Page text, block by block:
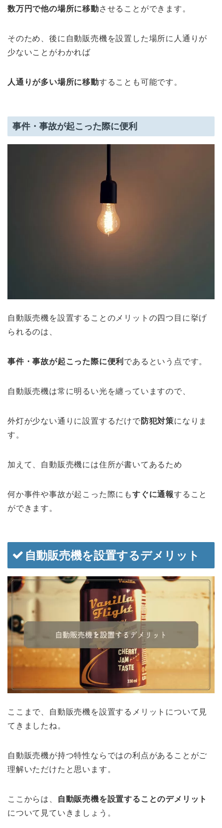
数万円で他の場所に移動させることができます。
そのため、後に自動販売機を設置した場所に人通りが
少ないことがわかれば
人通りが多い場所に移動することも可能です。
事件・事故が起こった際に便利
自動販売機を設置することのメリットの四つ目に挙げ
られるのは、
事件・事故が起こった際に便利 であるという点です。
自動販売機は常に明るい光を纏っていますので、
外灯が少ない通りに設置するだけで 防犯対策になりま
す。
加えて、自動販売機には住所が書いてあるため
何か事件や事故が起こった際にもすぐに通報すること
ができます。
自動販売機を設置するデメリット
ここまで、自動販売機を設置するメリットについて見
てきましたね。
自動販売機が持つ特性ならではの利点があることがご
理解いただけたと思います。
ここからは、
自動販売機を設置することのデメリット
について見ていきましょう。